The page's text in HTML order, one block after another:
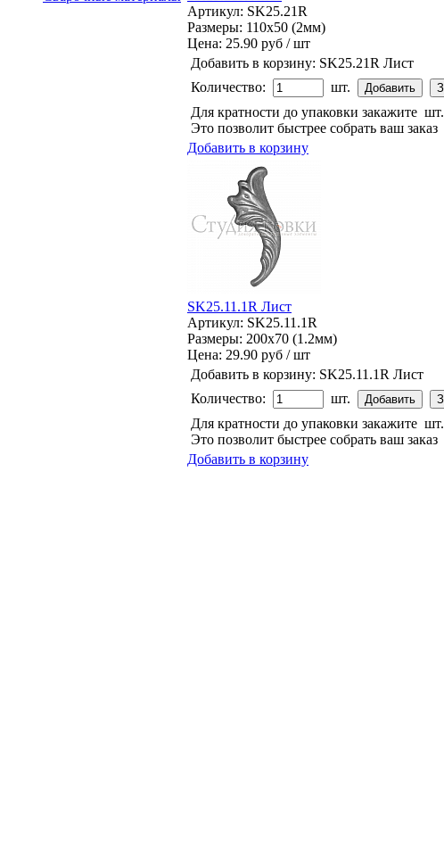
Артикул: SK25.21R
Размеры: 110x50 (2мм)
Цена: 25.90 руб / шт
Добавить в корзину: SK25.21R Лист
Количество:
шт.
Для кратности до упаковки закажите шт.
Это позволит быстрее собрать ваш заказ
Добавить в корзину
SK25.11.1R Лист
Артикул: SK25.11.1R
Размеры: 200x70 (1.2мм)
Цена: 29.90 руб / шт
Добавить в корзину: SK25.11.1R Лист
Количество:
шт.
Для кратности до упаковки закажите шт.
Это позволит быстрее собрать ваш заказ
Добавить в корзину